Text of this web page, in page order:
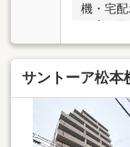
機・宅
一度ご
サントーア松本